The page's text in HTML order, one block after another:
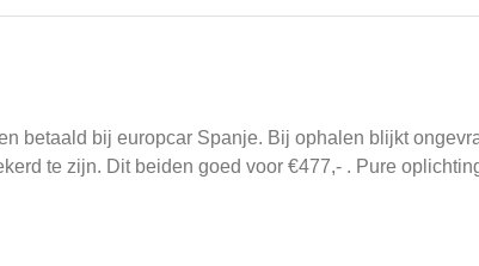
betaald bij europcar Spanje. Bij ophalen blijkt
te zijn. Dit beiden goed voor €477,- . Pure